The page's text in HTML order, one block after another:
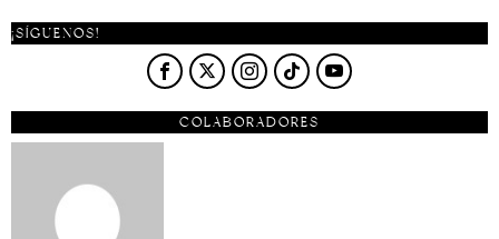
¡SÍGUENOS!
COLABORADORES